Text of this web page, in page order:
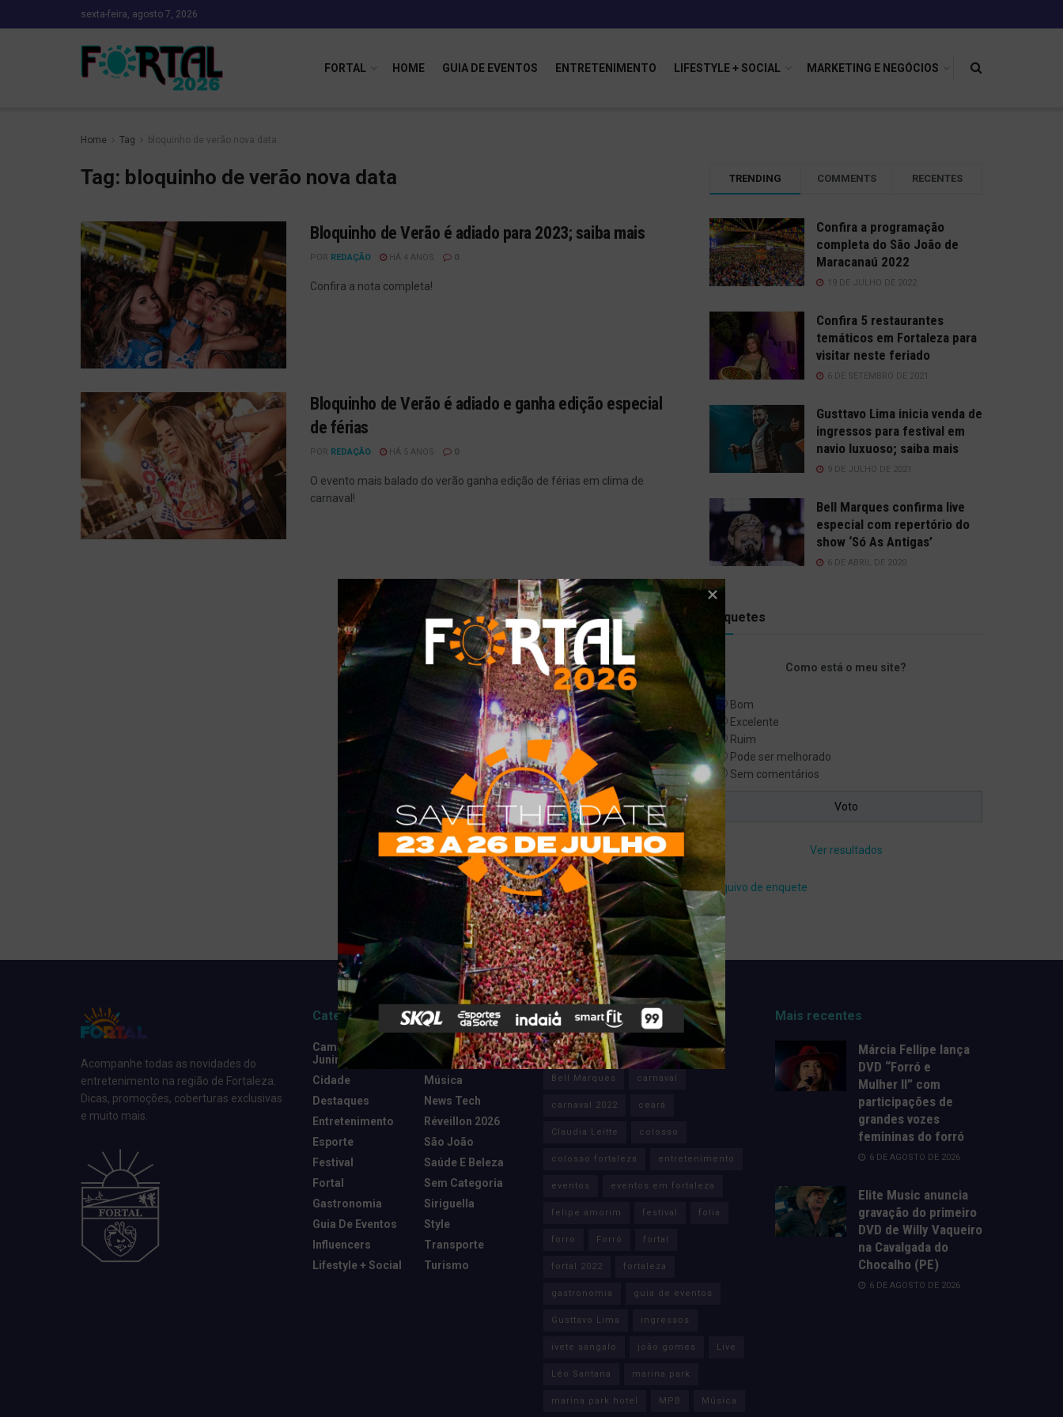
sexta-feira, agosto 7, 2026
FORTAL HOME GUIA DE EVENTOS ENTRETENIMENTO LIFESTYLE + SOCIAL MARKETING E NEGÓCIOS
Home Tag bloquinho de verão nova data
Tag: bloquinho de verão nova data
Bloquinho de Verão é adiado para 2023; saiba mais
POR REDAÇÃO HÁ 4 ANOS 0
Confira a nota completa!
Bloquinho de Verão é adiado e ganha edição especial
de férias
POR REDAÇÃO HÁ 5 ANOS 0
O evento mais balado do verão ganha edição de férias em clima de
carnaval!
TRENDING COMMENTS RECENTES
Confira a programação
completa do São João de
Maracanaú 2022
19 DE JULHO DE 2022
Confira 5 restaurantes
temáticos em Fortaleza para
visitar neste feriado
6 DE SETEMBRO DE 2021
Gusttavo Lima inicia venda de
ingressos para festival em
navio luxuoso; saiba mais
9 DE JULHO DE 2021
Bell Marques confirma live
especial com repertório do
show ‘Só As Antigas’
6 DE ABRIL DE 2020
Enquetes
Como está o meu site?
Bom
Excelente
Ruim
Pode ser melhorado
Sem comentários
Ver resultados
Arquivo de enquete
Acompanhe todas as novidades do
entretenimento na região de Fortaleza.
Dicas, promoções, coberturas exclusivas
e muito mais.
Categorias
Camarote Vip
Junino
Cidade
Destaques
Entretenimento
Esporte
Festival
Fortal
Gastronomia
Guia De Eventos
Influencers
Lifestyle + Social
Marketing E
Negócios
Música
News Tech
Réveillon 2026
São João
Saúde E Beleza
Sem Categoria
Siriguella
Style
Transporte
Turismo
Tags
Anitta Axé Banda Eva
Bell Marques carnaval
carnaval 2022 ceará
Claudia Leitte colosso
colosso fortaleza entretenimento
eventos eventos em fortaleza
felipe amorim festival folia
forro Forró fortal
fortal 2022 fortaleza
gastronomia guia de eventos
Gusttavo Lima ingressos
ivete sangalo joão gomes Live
Léo Santana marina park
marina park hotel MPB Música
Mais recentes
Márcia Fellipe lança
DVD “Forró e
Mulher II” com
participações de
grandes vozes
femininas do forró
6 DE AGOSTO DE 2026
Elite Music anuncia
gravação do primeiro
DVD de Willy Vaqueiro
na Cavalgada do
Chocalho (PE)
6 DE AGOSTO DE 2026